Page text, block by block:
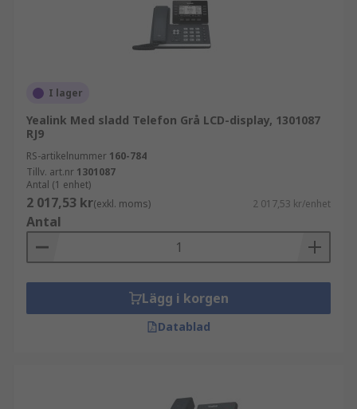
I lager
Yealink Med sladd Telefon Grå LCD-display, 1301087
RJ9
RS-artikelnummer 160-784
Tillv. art.nr 1301087
Antal (1 enhet)
2 017,53 kr(exkl. moms) 2 017,53 kr/enhet
Antal
Lägg i korgen
Datablad